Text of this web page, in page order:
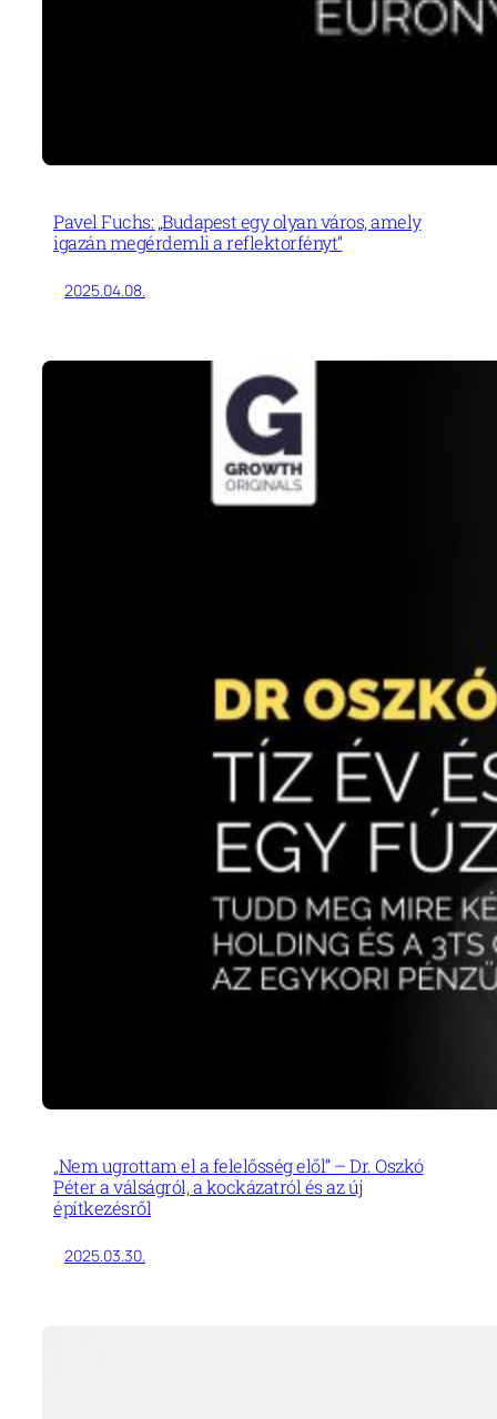
Pavel Fuchs: „Budapest egy olyan város, amely
igazán megérdemli a reflektorfényt”
2025.04.08.
„Nem ugrottam el a felelősség elől” – Dr. Oszkó
Péter a válságról, a kockázatról és az új
építkezésről
2025.03.30.